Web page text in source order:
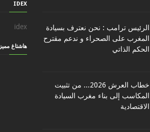
الرئيس ترامب : نحن نعترف بسيادة
المغرب على الصحراء و ندعم مقترح
الحكم الذاتي
خطاب العرش 2026... من تثبيت
المكاسب إلى بناء مغرب السيادة
الاقتصادية
IDEX
idex
هاشتاغ مميز